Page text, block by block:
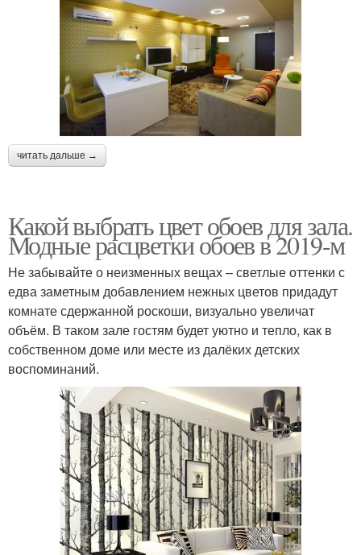
читать дальше →
Какой выбрать цвет обоев для зала.
Модные расцветки обоев в 2019-м
Не забывайте о неизменных вещах – светлые оттенки с
едва заметным добавлением нежных цветов придадут
комнате сдержанной роскоши, визуально увеличат
объём. В таком зале гостям будет уютно и тепло, как в
собственном доме или месте из далёких детских
воспоминаний.